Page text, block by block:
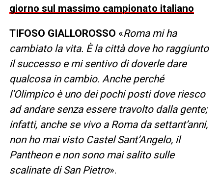
giorno sul massimo campionato italiano
TIFOSO GIALLOROSSO «Roma mi ha
cambiato la vita. È la città dove ho raggiunto
il successo e mi sentivo di doverle dare
qualcosa in cambio. Anche perché
l’Olimpico è uno dei pochi posti dove riesco
ad andare senza essere travolto dalla gente;
infatti, anche se vivo a Roma da settant’anni,
non ho mai visto Castel Sant’Angelo, il
Pantheon e non sono mai salito sulle
scalinate di San Pietro».